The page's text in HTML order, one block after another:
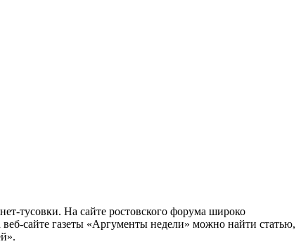
тусовки. На сайте ростовского форума широко
веб-сайте газеты «Аргументы недели» можно найти статью,